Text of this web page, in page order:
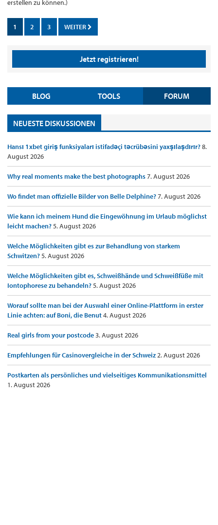
erstellen zu können.)
1 2 3 WEITER
Jetzt registrieren!
BLOG TOOLS FORUM
NEUESTE DISKUSSIONEN
Hansı 1xbet giriş funksiyaları istifadəçi təcrübəsini yaxşılaşdırır?8.
August 2026
Why real moments make the best photographs7. August 2026
Wo findet man offizielle Bilder von Belle Delphine?7. August 2026
Wie kann ich meinem Hund die Eingewöhnung im Urlaub möglichst
leicht machen?5. August 2026
Welche Möglichkeiten gibt es zur Behandlung von starkem
Schwitzen?5. August 2026
Welche Möglichkeiten gibt es, Schweißhände und Schweißfüße mit
Iontophorese zu behandeln?5. August 2026
Worauf sollte man bei der Auswahl einer Online-Plattform in erster
Linie achten: auf Boni, die Benut4. August 2026
Real girls from your postcode3. August 2026
Empfehlungen für Casinovergleiche in der Schweiz2. August 2026
Postkarten als persönliches und vielseitiges Kommunikationsmittel
1. August 2026